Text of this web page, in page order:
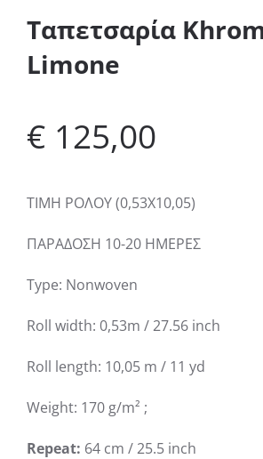
Ταπετσαρία
Limone
€ 125,00
ΤΙΜΗ ΡΟΛΟΥ (0,53Χ10,05)
ΠΑΡΑΔΟΣΗ 10-20 ΗΜΕΡΕΣ
Type: Nonwoven
Roll width: 0,53m / 27.56 inch
Roll length: 10,05 m / 11 yd
Weight: 170 g/m² ;
Repeat: 64 cm / 25.5 inch